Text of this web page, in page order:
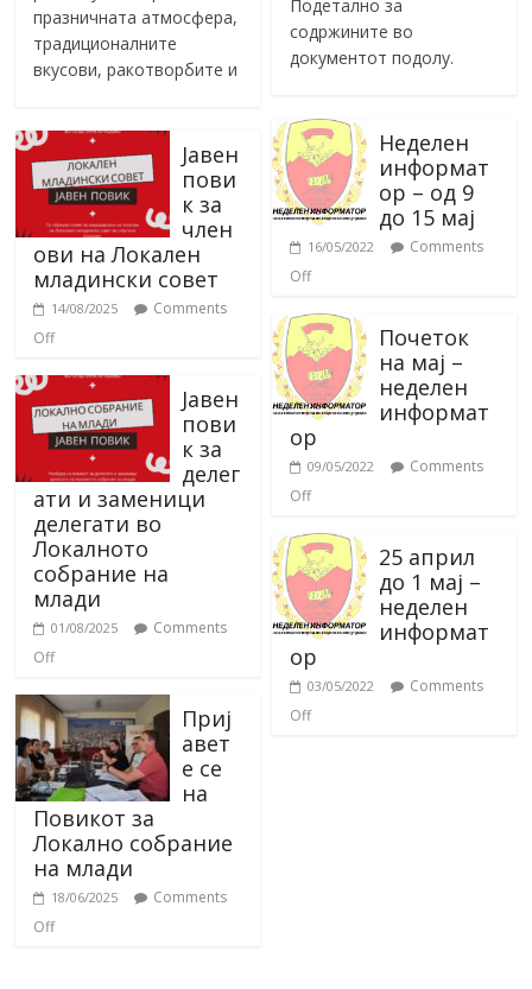
празничната атмосфера,
традиционалните
вкусови, ракотворбите и
Јавен
пови
к за
член
ови на Локален
младински совет
14/08/2025
Comments
Off
Јавен
пови
к за
делег
ати и заменици
делегати во
Локалното
собрание на
млади
01/08/2025
Comments
Off
Приј
авет
е се
на
Повикот за
Локално собрание
на млади
18/06/2025
Comments
Off
Подетално за
содржините во
документот подолу.
Неделен
информат
ор – од 9
до 15 мај
16/05/2022
Comments
Off
Почеток
на мај –
неделен
информат
ор
09/05/2022
Comments
Off
25 април
до 1 мај –
неделен
информат
ор
03/05/2022
Comments
Off